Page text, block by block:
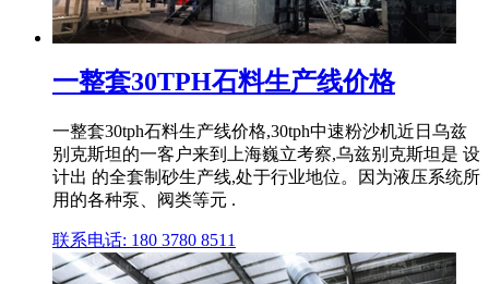
一整套30TPH石料生产线价格
一整套30tph石料生产线价格,30tph中速粉沙机近日乌兹
别克斯坦的一客户来到上海巍立考察,乌兹别克斯坦是 设
计出 的全套制砂生产线,处于行业地位。因为液压系统所
用的各种泵、阀类等元 .
联系电话: 180 3780 8511